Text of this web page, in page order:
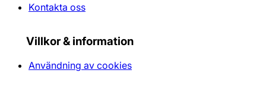
Kontakta oss
Villkor & information
Användning av cookies